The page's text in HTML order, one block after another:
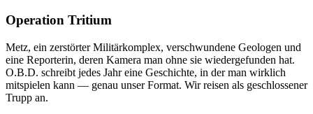
Operation Tritium
Metz, ein zerstörter Militärkomplex, verschwundene Geologen und
eine Reporterin, deren Kamera man ohne sie wiedergefunden hat.
O.B.D. schreibt jedes Jahr eine Geschichte, in der man wirklich
mitspielen kann — genau unser Format. Wir reisen als geschlossener
Trupp an.